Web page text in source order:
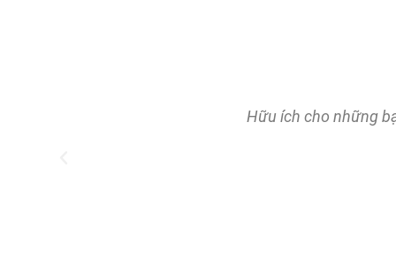
Hữu ích cho những